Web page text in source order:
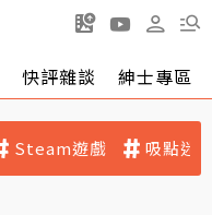
快評雜談 紳士專區
Steam遊戲 吸點迷